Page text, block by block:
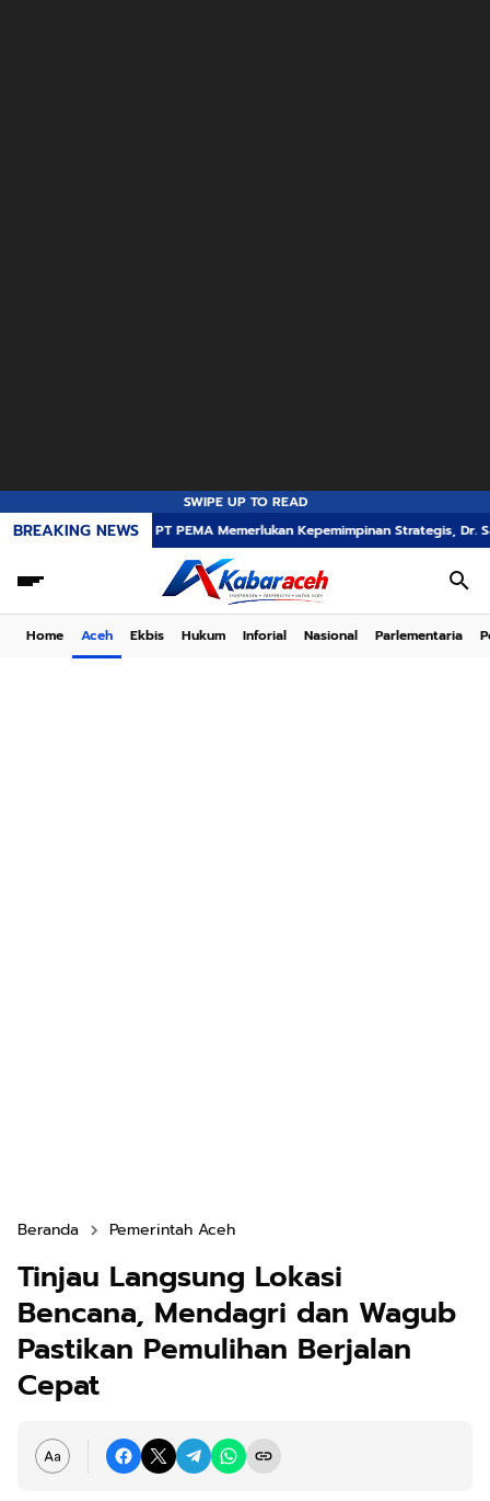
SWIPE UP TO READ
BREAKING NEWSPT PEMA Memerlukan Kepemimpinan Strategis, Dr. Said
Home Aceh Ekbis Hukum Inforial Nasional Parlementaria
Beranda Pemerintah Aceh
Tinjau Langsung Lokasi
Bencana, Mendagri dan Wagub
Pastikan Pemulihan Berjalan
Cepat